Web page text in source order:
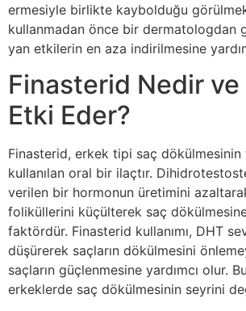
ermesiyle birlikte kaybolduğu
kullanmadan önce bir dermatologdan
yan etkilerin en aza indirilmesine
Finasterid Nedir ve
Etki Eder?
Finasterid, erkek tipi saç
kullanılan oral bir ilaçtır.
verilen bir hormonun üretimini
foliküllerini küçülterek saç
faktördür. Finasterid kullanımı, DHT
düşürerek saçların dökülmesini
saçların güçlenmesine yardımcı olur.
erkeklerde saç dökülmesinin seyrini